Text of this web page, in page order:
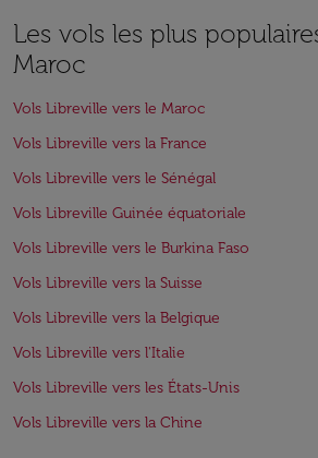
Les vols les plus
Maroc
Vols Libreville vers le Maroc
Vols Libreville vers la France
Vols Libreville vers le Sénégal
Vols Libreville Guinée équatoriale
Vols Libreville vers le Burkina Faso
Vols Libreville vers la Suisse
Vols Libreville vers la Belgique
Vols Libreville vers l'Italie
Vols Libreville vers les États-Unis
Vols Libreville vers la Chine